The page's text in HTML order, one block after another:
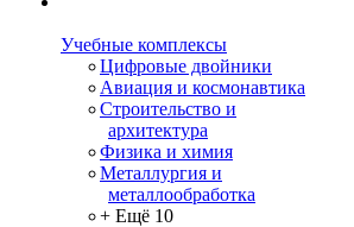
Учебные комплексы
Цифровые двойники
Авиация и космонавтика
Строительство и
архитектура
Физика и химия
Металлургия и
металлообработка
+ Ещё 10